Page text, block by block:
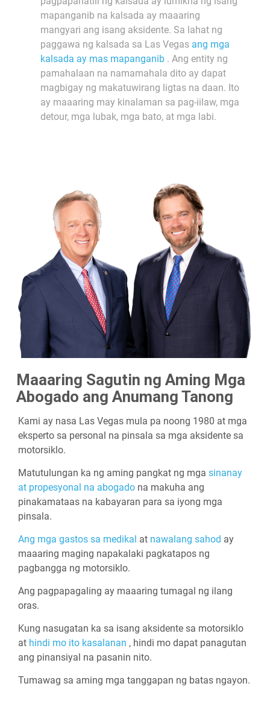
mapanganib na kalsada ay maaaring
mangyari ang isang aksidente. Sa lahat ng
paggawa ng kalsada sa Las Vegas ang mga
kalsada ay mas mapanganib . Ang entity ng
pamahalaan na namamahala dito ay dapat
magbigay ng makatuwirang ligtas na daan. Ito
ay maaaring may kinalaman sa pag-iilaw, mga
detour, mga lubak, mga bato, at mga labi.
Maaaring Sagutin ng Aming Mga
Abogado ang Anumang Tanong
Kami ay nasa Las Vegas mula pa noong 1980 at mga
eksperto sa personal na pinsala sa mga aksidente sa
motorsiklo.
Matutulungan ka ng aming pangkat ng mga sinanay
at propesyonal na abogado na makuha ang
pinakamataas na kabayaran para sa iyong mga
pinsala.
Ang mga gastos sa medikal at nawalang sahod ay
maaaring maging napakalaki pagkatapos ng
pagbangga ng motorsiklo.
Ang pagpapagaling ay maaaring tumagal ng ilang
oras.
Kung nasugatan ka sa isang aksidente sa motorsiklo
at hindi mo ito kasalanan , hindi mo dapat panagutan
ang pinansiyal na pasanin nito.
Tumawag sa aming mga tanggapan ng batas ngayon.